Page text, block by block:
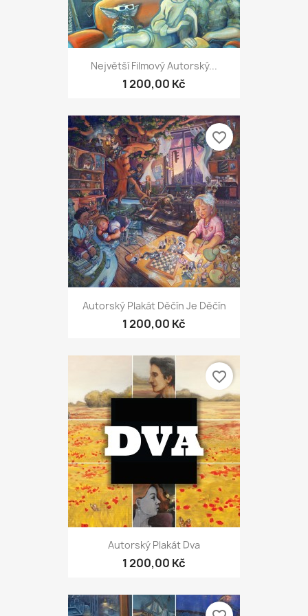
Největší Filmový Autorský...
1 200,00 Kč
Autorský Plakát Děčín Je Děčín
1 200,00 Kč
favorite_border
Autorský Plakát Dva
1 200,00 Kč
favorite_border